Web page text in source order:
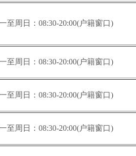
至周日：08:30-20:00(户籍窗口)
至周日：08:30-20:00(户籍窗口)
至周日：08:30-20:00(户籍窗口)
至周日：08:30-20:00(户籍窗口)